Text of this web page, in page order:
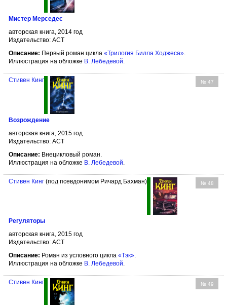
Мистер Мерседес
авторская книга, 2014 год
Издательство: АСТ
Описание: Первый роман цикла «Трилогия Билла Ходжеса»
Иллюстрация на обложке В. Лебедевой
№ 47
Стивен Кинг
Возрождение
авторская книга, 2015 год
Издательство: АСТ
Описание: Внецикловый роман.
Иллюстрация на обложке В. Лебедевой.
№ 48
Стивен Кинг (под псевдонимом Ричард Бахман)
Регуляторы
авторская книга, 2015 год
Издательство: АСТ
Описание: Роман из условного цикла «Тэк»
Иллюстрация на обложке В. Лебедевой
№ 49
Стивен Кинг